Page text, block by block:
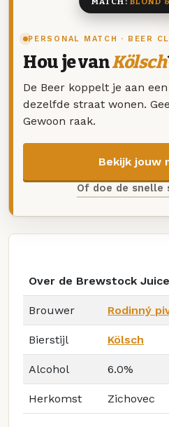
PERSONAL MATCH · BEER
Hou je vanKölsch
De Beer koppelt je aan
dezelfde straat wonen.
Gewoon raak.
Bekijk jouw
Of doe de
Over de Brewstock Juice
Brouwer Rodinný
Bierstijl Kölsch
Alcohol 6.0%
Herkomst Zichovec